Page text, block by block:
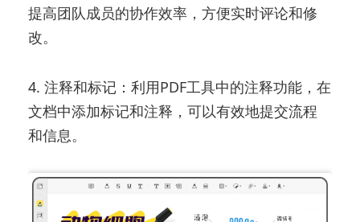
提高团队成员的协作效率，方便实时评论和修
改。
4. 注释和标记：利用PDF工具中的注释功能，在
文档中添加标记和注释，可以有效地提交流程
和信息。